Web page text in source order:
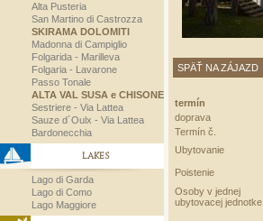
Alta Pusteria
San Martino di Castrozza
SKIRAMA DOLOMITI
Madonna di Campiglio
Folgarida - Marilleva
Folgaria - Lavarone
Passo Tonale
ALTA VAL SUSA e CHISONE
Sestriere - Via Lattea
Sauze d´Oulx - Via Lattea
Bardonecchia
LAKES
Lago di Garda
Lago di Como
Lago Maggiore
SPÄŤ NA ZÁJAZD
termín
doprava
Termín č.
Ubytovanie
Poistenie
Osoby v jednej
ubytovacej jednotke